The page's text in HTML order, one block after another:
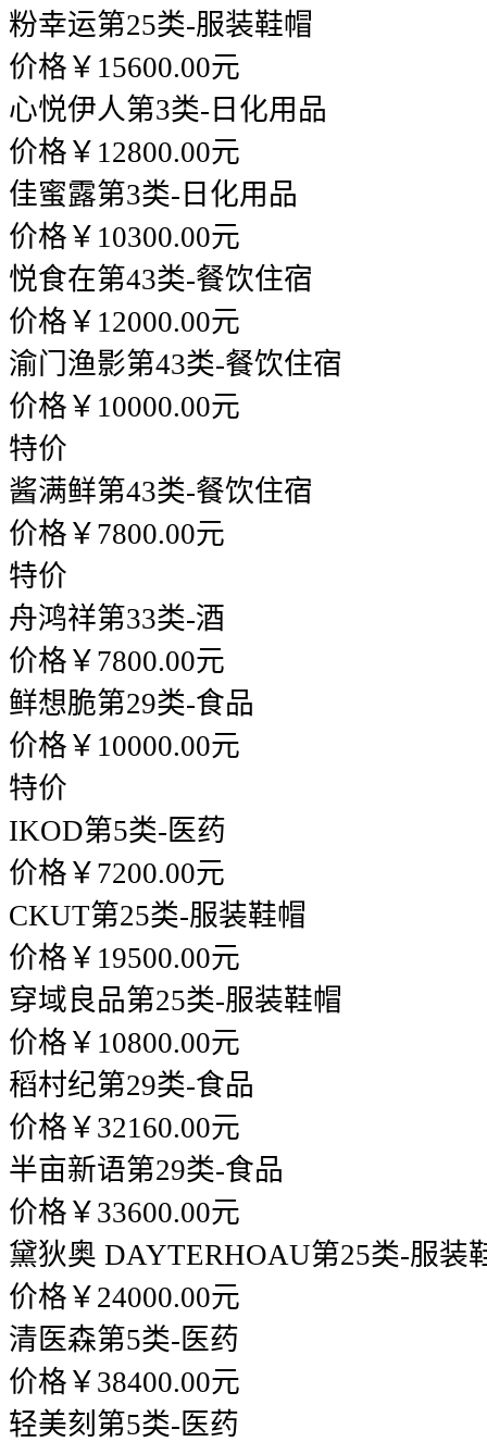
粉幸运第25类-服装鞋帽
价格￥15600.00元
心悦伊人第3类-日化用品
价格￥12800.00元
佳蜜露第3类-日化用品
价格￥10300.00元
悦食在第43类-餐饮住宿
价格￥12000.00元
渝门渔影第43类-餐饮住宿
价格￥10000.00元
特价
酱满鲜第43类-餐饮住宿
价格￥7800.00元
特价
舟鸿祥第33类-酒
价格￥7800.00元
鲜想脆第29类-食品
价格￥10000.00元
特价
IKOD第5类-医药
价格￥7200.00元
CKUT第25类-服装鞋帽
价格￥19500.00元
穿域良品第25类-服装鞋帽
价格￥10800.00元
稻村纪第29类-食品
价格￥32160.00元
半亩新语第29类-食品
价格￥33600.00元
黛狄奥 DAYTERHOAU第25类-服装
价格￥24000.00元
清医森第5类-医药
价格￥38400.00元
轻美刻 第5类-医药